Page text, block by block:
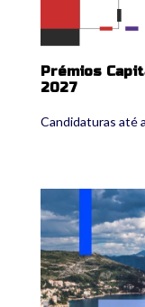
Prémios
2027
Candidaturas até
european-
european-